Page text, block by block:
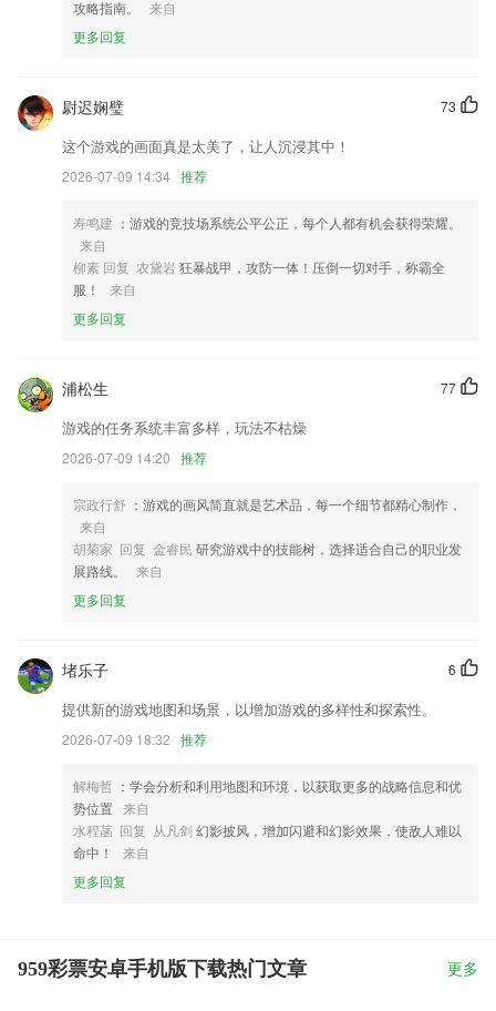
6.每天都能利用自己空闲的时间去答题，积累更多成语的知识。
959彩票安卓手机版下载更新了什么?
修复系统bug，提升系统稳定性
新增尊享会员，自购省钱，分享赚钱。
优化 配色助手UI
新闻报道优化；
随机书签功能完成
联系我们
以上就是959彩票安卓手机版下载的介绍，如果您喜欢这款软件，您可以
到应用商店进行打分评论，说出您的使用经历，以帮助我们更好的对产品
攻略指南。
来自
更多回复
73
尉迟娴璧
这个游戏的画面真是太美了，让人沉浸其中！
2026-07-09 14:34 推荐
寿鸣建 ：游戏的竞技场系统公平公正，每个人都有机会获得荣耀。
来自
柳素 回复 农黛岩 狂暴战甲，攻防一体！压倒一切对手，称霸全
服！
来自
更多回复
77
浦松生
游戏的任务系统丰富多样，玩法不枯燥
2026-07-09 14:20 推荐
宗政行舒 ：游戏的画风简直就是艺术品，每一个细节都精心制作，
来自
胡菊家 回复 金睿民 研究游戏中的技能树，选择适合自己的职业发
展路线。
来自
更多回复
6
堵乐子
提供新的游戏地图和场景，以增加游戏的多样性和探索性。
2026-07-09 18:32 推荐
解梅哲 ：学会分析和利用地图和环境，以获取更多的战略信息和优
势位置 来自
水程菡 回复 从凡剑幻影披风，增加闪避和幻影效果，使敌人难以
命中！
来自
更多回复
959彩票安卓手机版下载热门文章 更多